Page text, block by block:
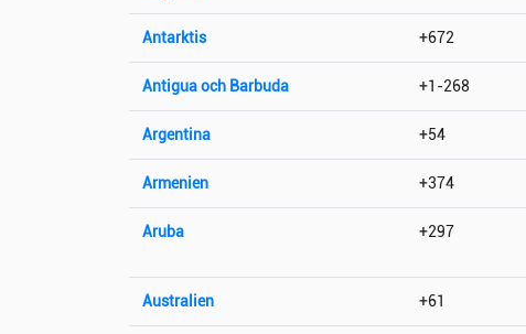
Antarktis +672
Antigua och Barbuda +1-268
Argentina +54
Armenien +374
Aruba +297
Australien +61